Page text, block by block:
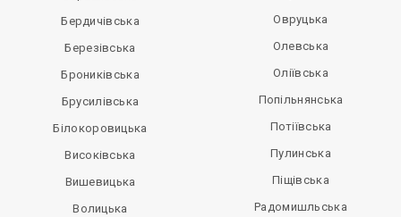
Бердичівська
Березівська
Брониківська
Брусилівська
Білокоровицька
Високівська
Вишевицька
Волицька
Овруцька
Олевська
Оліївська
Попільнянська
Потіївська
Пулинська
Піщівська
Радомишльська